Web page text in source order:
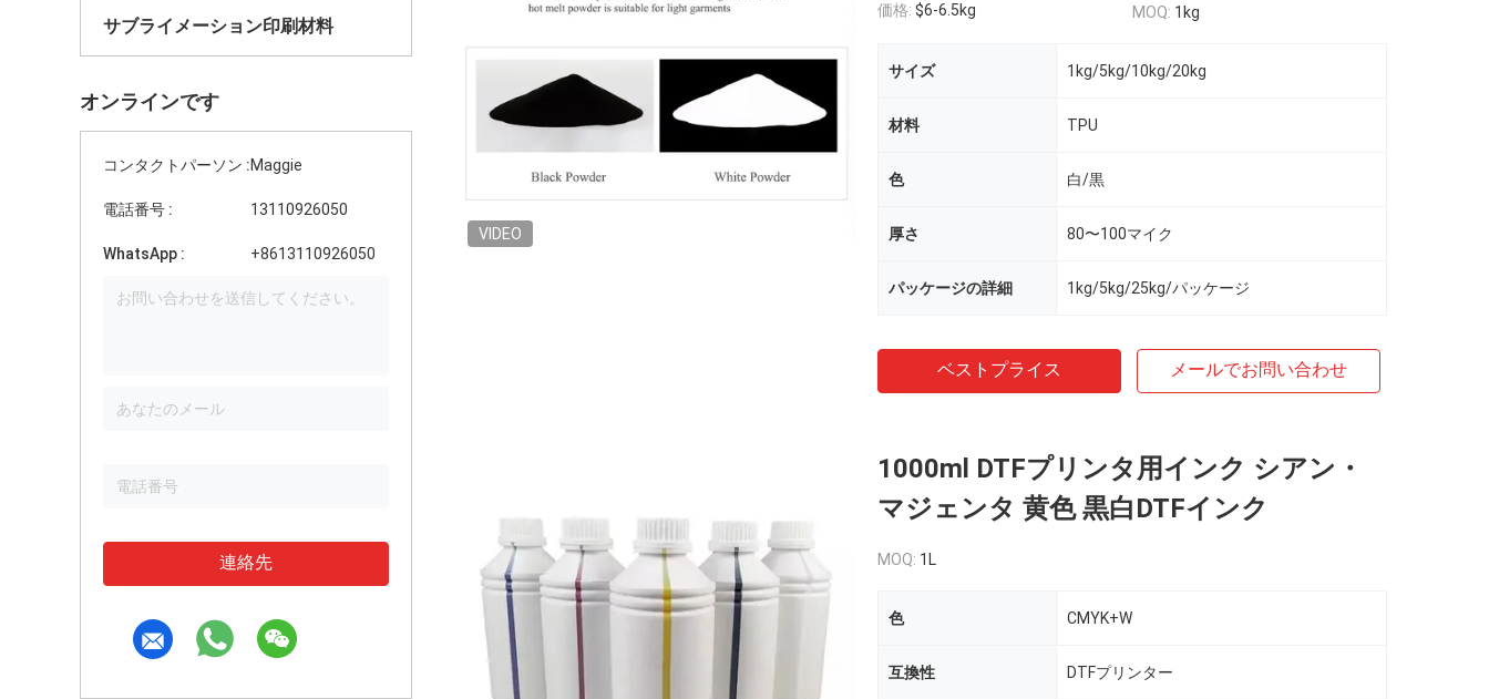
サブライメーション印刷材料
オンラインです
コンタクトパーソン :Maggie
電話番号 : 13110926050
WhatsApp : +8613110926050
連絡先
VIDEO
価格: $6-6.5kg MOQ: 1kg
サイズ 1kg/5kg/10kg/20kg
材料 TPU
色 白/黒
厚さ 80〜100マイク
パッケージの詳細 1kg/5kg/25kg/パッケージ
ベストプライス メールでお問い合わせ
1000ml DTFプリンタ用インク シアン・
マジェンタ 黄色 黒白DTFインク
MOQ: 1L
色 CMYK+W
互換性 DTFプリンター